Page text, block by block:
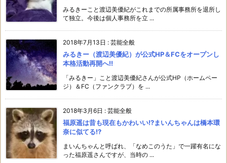
みるきーこと渡辺美優紀がこれまでの所属事務所を退所し
て独立。今後は個人事務所を立 ...
2018年7月13日 : 芸能全般
みるきー（渡辺美優紀）が公式HP＆FCをオープンし
本格活動再開へ!!
「みるきー」こと渡辺美優紀さんが公式HP（ホームペー
ジ）＆FC（ファンクラブ）を ...
2018年3月6日 : 芸能全般
福原遥は昔も現在もかわいい!?まいんちゃんは橋本環
奈に似てる!?
まいんちゃんと呼ばれ、「なめこのうた」で一躍有名にな
った福原遥さんですが、当時の ...